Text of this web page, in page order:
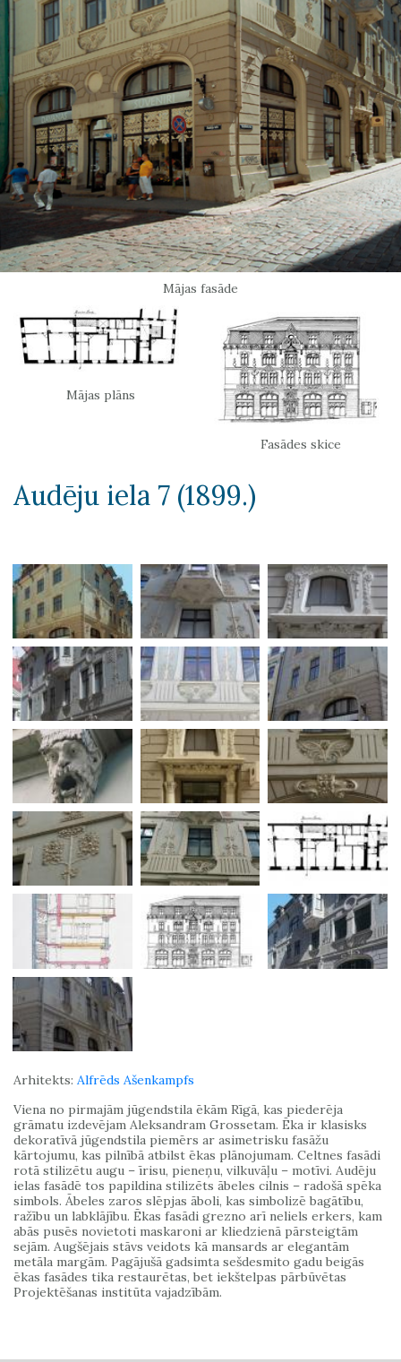
Mājas fasāde
Mājas plāns
Fasādes skice
Audēju iela 7 (1899.)
Arhitekts: Alfrēds Ašenkampfs
Viena no pirmajām jūgendstila ēkām Rīgā, kas piederēja
grāmatu izdevējam Aleksandram Grossetam. Ēka ir klasisks
dekoratīvā jūgendstila piemērs ar asimetrisku fasāžu
kārtojumu, kas pilnībā atbilst ēkas plānojumam. Celtnes fasādi
rotā stilizētu augu – īrisu, pieneņu, vilkuvāļu – motīvi. Audēju
ielas fasādē tos papildina stilizēts ābeles cilnis – radošā spēka
simbols. Ābeles zaros slēpjas āboli, kas simbolizē bagātību,
ražību un labklājību. Ēkas fasādi grezno arī neliels erkers, kam
abās pusēs novietoti maskaroni ar kliedzienā pārsteigtām
sejām. Augšējais stāvs veidots kā mansards ar elegantām
metāla margām. Pagājušā gadsimta sešdesmito gadu beigās
ēkas fasādes tika restaurētas, bet iekštelpas pārbūvētas
Projektēšanas institūta vajadzībām.